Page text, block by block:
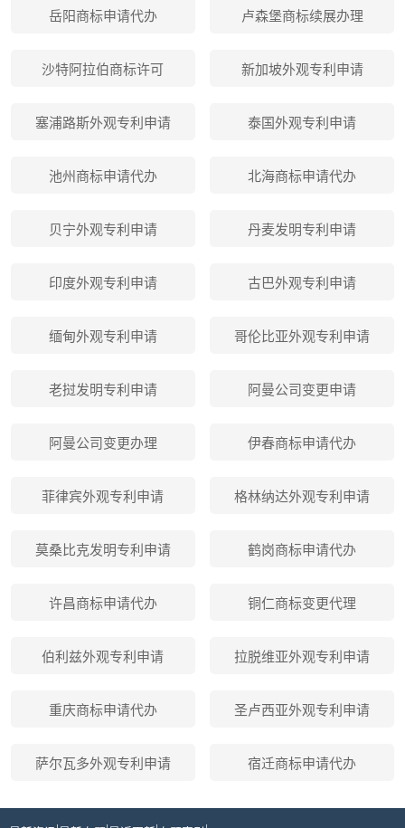
岳阳商标申请代办 卢森堡商标续展办理
沙特阿拉伯商标许可 新加坡外观专利申请
塞浦路斯外观专利申请 泰国外观专利申请
池州商标申请代办 北海商标申请代办
贝宁外观专利申请 丹麦发明专利申请
印度外观专利申请 古巴外观专利申请
缅甸外观专利申请 哥伦比亚外观专利申请
老挝发明专利申请 阿曼公司变更申请
阿曼公司变更办理 伊春商标申请代办
菲律宾外观专利申请 格林纳达外观专利申请
莫桑比克发明专利申请 鹤岗商标申请代办
许昌商标申请代办 铜仁商标变更代理
伯利兹外观专利申请 拉脱维亚外观专利申请
重庆商标申请代办 圣卢西亚外观专利申请
萨尔瓦多外观专利申请 宿迁商标申请代办